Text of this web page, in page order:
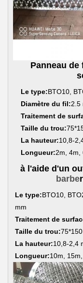
Panneau de
Le type:BTO10,
Diamètre du fil:2.5
Traitement de
Taille du trou:
La hauteur:10,8-
Longueur:2m, 4m,
à l'aide d'un
barbe
Le type:BTO10,
mm
Traitement de
Taille du trou:
La hauteur:10,8-2,4
Longueur:10m,